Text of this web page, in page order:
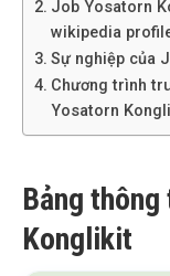
Job Yosatorn
wikipedia
Sự nghiệp của
Chương trình
Yosatorn
Bảng
Konglikit